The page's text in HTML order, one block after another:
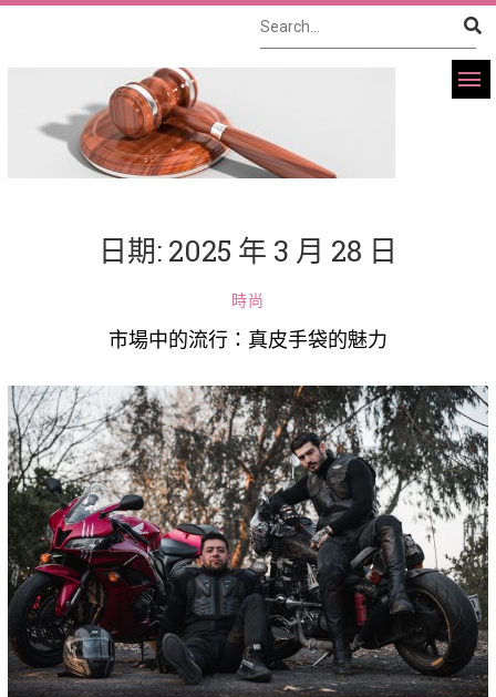
日期: 2025 年 3 月 28 日
時尚
市場中的流行：真皮手袋的魅力